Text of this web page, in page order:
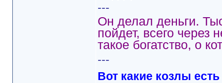
---
Он делал деньги.
пойдет, всего через
такое богатство, о
---
Вот какие козлы